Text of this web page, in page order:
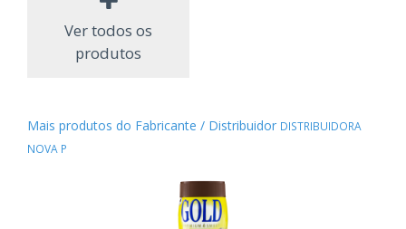
Ver todos os
produtos
Mais produtos do Fabricante / Distribuidor DISTRIBUIDORA
NOVA P